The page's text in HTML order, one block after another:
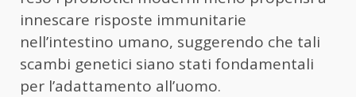
innescare risposte immunitarie
nell’intestino umano, suggerendo che tali
scambi genetici siano stati fondamentali
per l’adattamento all’uomo.